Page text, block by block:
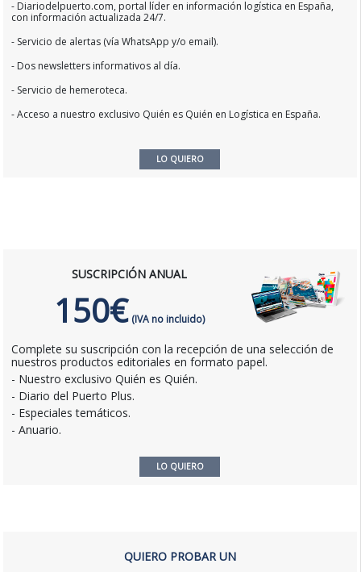
SUSCRIPCIÓN ANUAL
150€ (IVA no incluido)
Complete su suscripción con la recepción de una selección de
nuestros productos editoriales en formato papel.
- Nuestro exclusivo Quién es Quién.
- Diario del Puerto Plus.
- Especiales temáticos.
- Anuario.
LO QUIERO
- Diariodelpuerto.com, portal líder en información logística en España,
con información actualizada 24/7.
- Servicio de alertas (vía WhatsApp y/o email).
- Dos newsletters informativos al día.
- Servicio de hemeroteca.
- Acceso a nuestro exclusivo Quién es Quién en Logística en España.
LO QUIERO
QUIERO PROBAR UN